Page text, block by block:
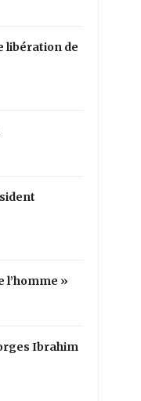
libération de
l’homme »
Ibrahim